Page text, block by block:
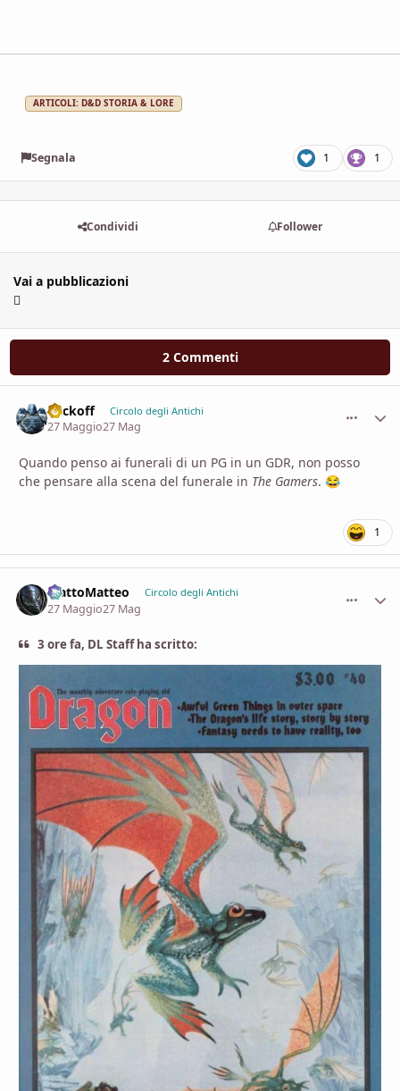
ARTICOLI: D&D STORIA & LORE
Segnala 1 1
Condividi Follower
Vai a pubblicazioni
2 Commenti
Vackoff Circolo degli Antichi
27 Maggio27 Mag
Quando penso ai funerali di un PG in un GDR, non posso
che pensare alla scena del funerale in The Gamers. 😂
1
MattoMatteo Circolo degli Antichi
27 Maggio27 Mag
3 ore fa, DL Staff ha scritto: